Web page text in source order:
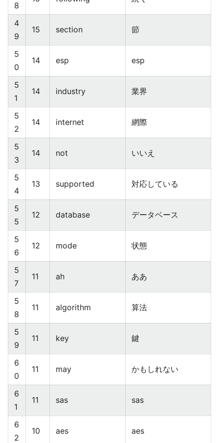
8
4
9
15 section 節
5
0
14 esp esp
5
1
14 industry 業界
5
2
14 internet 網際
5
3
14 not いいえ
5
4
13 supported 対応している
5
5
12 database データベース
5
6
12 mode 状態
5
7
11 ah ああ
5
8
11 algorithm 算法
5
9
11 key 鍵
6
0
11 may かもしれない
6
1
11 sas sas
6
2
10 aes aes